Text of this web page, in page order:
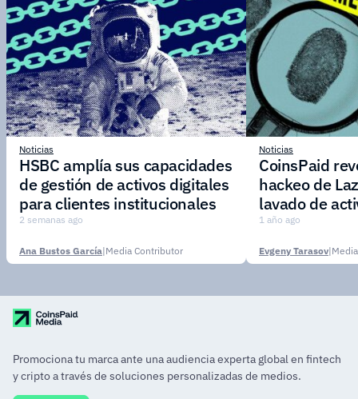
Noticias
HSBC amplía sus capacidades
de gestión de activos digitales
para clientes institucionales
2 semanas ago
Ana Bustos García|Media Contributor
Noticias
CoinsPaid
hackeo de
lavado de
1 año ago
Evgeny Tarasov|
Promociona tu marca ante una audiencia experta global en fintech
y cripto a través de soluciones personalizadas de medios.